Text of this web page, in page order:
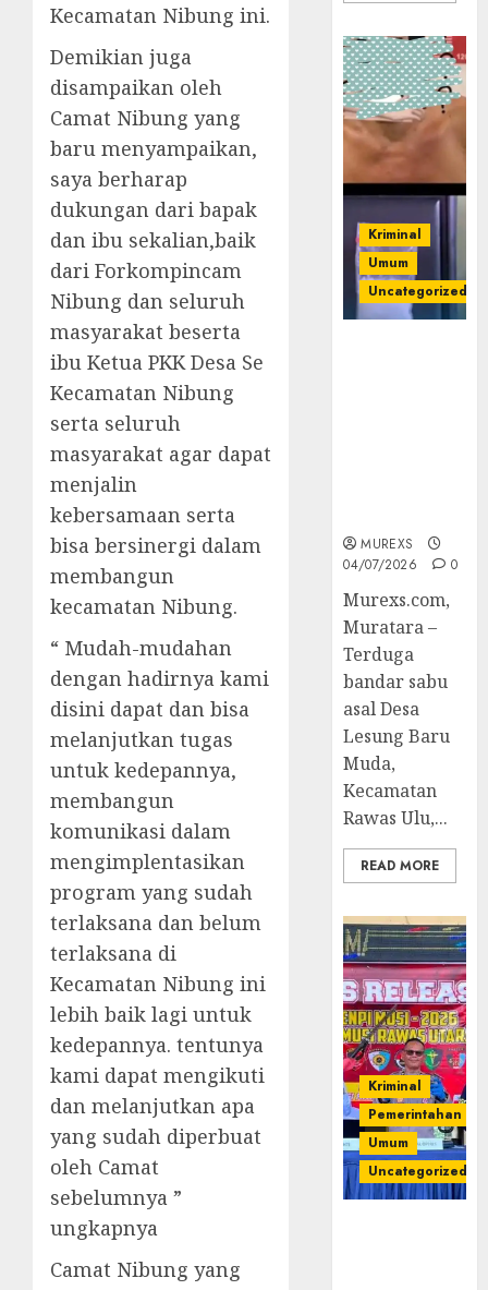
Kecamatan Nibung ini.
Demikian juga
disampaikan oleh
Camat Nibung yang
baru menyampaikan,
saya berharap
dukungan dari bapak
dan ibu sekalian,baik
dari Forkompincam
Nibung dan seluruh
masyarakat beserta
ibu Ketua PKK Desa Se
Kecamatan Nibung
serta seluruh
masyarakat agar dapat
menjalin
kebersamaan serta
bisa bersinergi dalam
membangun
kecamatan Nibung.
“ Mudah-mudahan
dengan hadirnya kami
disini dapat dan bisa
melanjutkan tugas
untuk kedepannya,
membangun
komunikasi dalam
mengimplentasikan
program yang sudah
terlaksana dan belum
terlaksana di
Kecamatan Nibung ini
lebih baik lagi untuk
kedepannya. tentunya
kami dapat mengikuti
dan melanjutkan apa
yang sudah diperbuat
oleh Camat
sebelumnya ”
ungkapnya
Camat Nibung yang
Kriminal
Umum
Uncategorized
MUREXS
04/07/2026
0
Murexs.com,
Muratara –
Terduga
bandar sabu
asal Desa
Lesung Baru
Muda,
Kecamatan
Rawas Ulu,...
READ MORE
Kriminal
Pemerintahan
Umum
Uncategorized